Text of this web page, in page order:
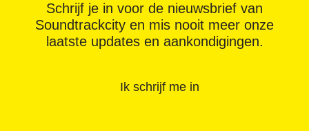
Schrijf je in voor de nieuwsbrief van
Soundtrackcity en mis nooit meer onze
laatste updates en aankondigingen.
Ik schrijf me in